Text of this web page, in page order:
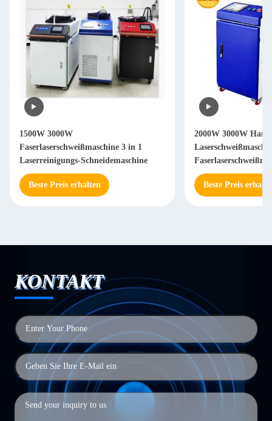
2000W 3000W Handgeführte
Laserschweißmaschine Handgeführte
Faserlaserschweißmaschine
Beste Preis erhalten
2000W
Beste
KONTAKT